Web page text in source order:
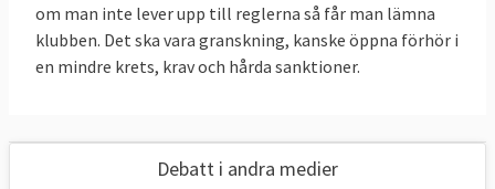
om man inte lever upp till reglerna så får man lämna
klubben. Det ska vara granskning, kanske öppna förhör i
en mindre krets, krav och hårda sanktioner.
Debatt i andra medier